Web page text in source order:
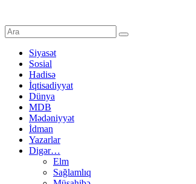
Siyasət
Sosial
Hadisə
İqtisadiyyat
Dünya
MDB
Mədəniyyət
İdman
Yazarlar
Digər…
Elm
Sağlamlıq